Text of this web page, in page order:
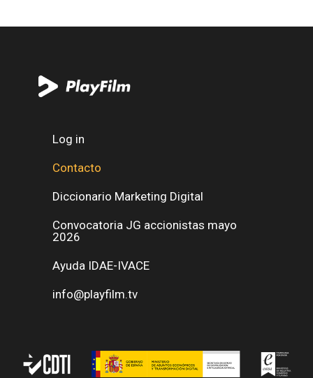
Log in
Contacto
Diccionario Marketing Digital
Convocatoria JG accionistas mayo
2026
Ayuda IDAE-IVACE
info@playfilm.tv